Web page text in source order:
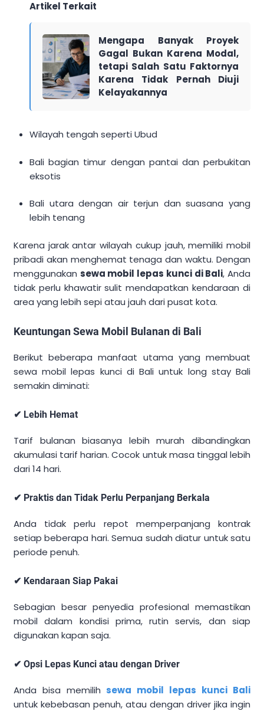
Artikel Terkait
Mengapa Banyak Proyek
Gagal Bukan Karena Modal,
tetapi Salah Satu Faktornya
Karena Tidak Pernah Diuji
Kelayakannya
Wilayah tengah seperti Ubud
Bali bagian timur dengan pantai dan perbukitan
eksotis
Bali utara dengan air terjun dan suasana yang
lebih tenang
Karena jarak antar wilayah cukup jauh, memiliki mobil
pribadi akan menghemat tenaga dan waktu. Dengan
menggunakan sewa mobil lepas kunci di Bali, Anda
tidak perlu khawatir sulit mendapatkan kendaraan di
area yang lebih sepi atau jauh dari pusat kota.
Keuntungan Sewa Mobil Bulanan di Bali
Berikut beberapa manfaat utama yang membuat
sewa mobil lepas kunci di Bali untuk long stay Bali
semakin diminati:
✔ Lebih Hemat
Tarif bulanan biasanya lebih murah dibandingkan
akumulasi tarif harian. Cocok untuk masa tinggal lebih
dari 14 hari.
✔ Praktis dan Tidak Perlu Perpanjang Berkala
Anda tidak perlu repot memperpanjang kontrak
setiap beberapa hari. Semua sudah diatur untuk satu
periode penuh.
✔ Kendaraan Siap Pakai
Sebagian besar penyedia profesional memastikan
mobil dalam kondisi prima, rutin servis, dan siap
digunakan kapan saja.
✔ Opsi Lepas Kunci atau dengan Driver
Anda bisa memilih sewa mobil lepas kunci Bali
untuk kebebasan penuh, atau dengan driver jika ingin